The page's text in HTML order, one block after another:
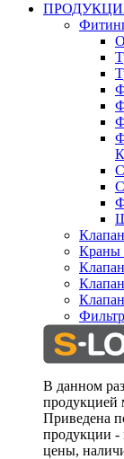
Краны
В данном
продукцией
Приведена
продукции -
цены,